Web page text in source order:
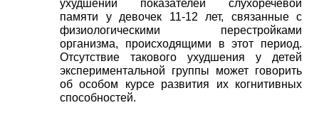
ухудшении показателей слухоречевой
памяти у девочек 11-12 лет, связанные с
физиологическими перестройками
организма, происходящими в этот период.
Отсутствие такового ухудшения у детей
экспериментальной группы может говорить
об особом курсе развития их когнитивных
способностей.